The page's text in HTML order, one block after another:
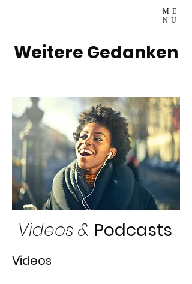
ME
NU
Weitere Gedanken
Videos & Podcasts
Videos